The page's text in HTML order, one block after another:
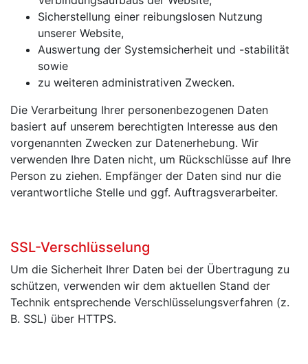
Sicherstellung einer reibungslosen Nutzung
unserer Website,
Auswertung der Systemsicherheit und -stabilität
sowie
zu weiteren administrativen Zwecken.
Die Verarbeitung Ihrer personenbezogenen Daten
basiert auf unserem berechtigten Interesse aus den
vorgenannten Zwecken zur Datenerhebung. Wir
verwenden Ihre Daten nicht, um Rückschlüsse auf Ihre
Person zu ziehen. Empfänger der Daten sind nur die
verantwortliche Stelle und ggf. Auftragsverarbeiter.
SSL-Verschlüsselung
Um die Sicherheit Ihrer Daten bei der Übertragung zu
schützen, verwenden wir dem aktuellen Stand der
Technik entsprechende Verschlüsselungsverfahren (z.
B. SSL) über HTTPS.